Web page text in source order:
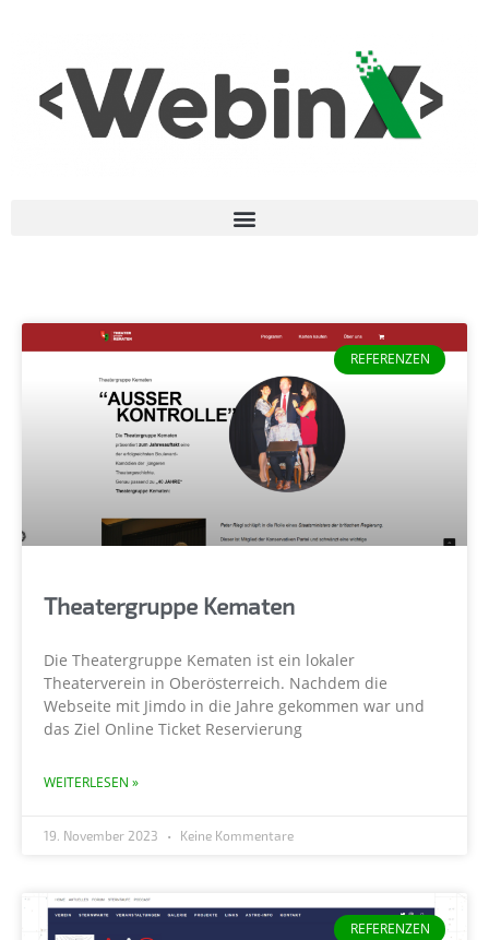
REFERENZEN
Theatergruppe Kematen
Die Theatergruppe Kematen ist ein lokaler
Theaterverein in Oberösterreich. Nachdem die
Webseite mit Jimdo in die Jahre gekommen war und
das Ziel Online Ticket Reservierung
WEITERLESEN »
19. November 2023 Keine Kommentare
REFERENZEN